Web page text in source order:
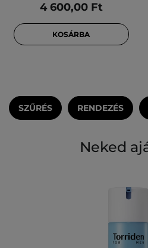
4 600,00 Ft
KOSÁRBA
SZŰRÉS RENDEZÉS
Neked